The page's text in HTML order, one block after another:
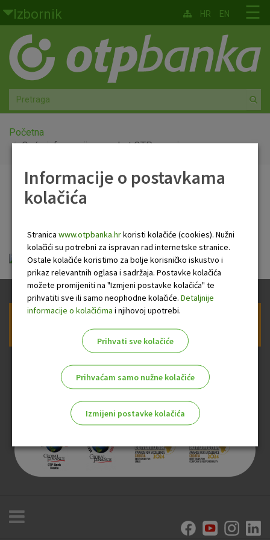
Skoči na glavni sadržaj
Izbornik
Građani
Privatno bankarstvo
Agro
Mala poduzeća i obrtnici
Globalna tržišta
O nama
☰
HR EN
Početna
Opće informacije za paket OTP premium
Opće informacije za
Opće informacije o Paketu OTP Premium.pdf
Informacije o postavkama
kolačića
Stranica www.otpbanka.hrkoristi kolačiće (cookies). Nužni
kolačići su potrebni za ispravan rad internetske stranice.
Ostale kolačiće koristimo za bolje korisničko iskustvo i
prikaz relevantnih oglasa i sadržaja. Postavke kolačića
možete promijeniti na "Izmjeni postavke kolačića" te
prihvatiti sve ili samo neophodne kolačiće. Detaljnije
informacije o kolačićima i njihovoj upotrebi.
Prihvati sve kolačiće
Prihvaćam samo nužne kolačiće
Izmijeni postavke kolačića
Nužni kolačići
Analitički kolačići